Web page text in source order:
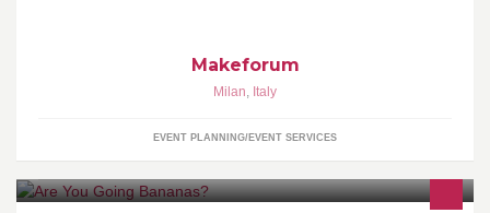
Makeforum
Milan, Italy
EVENT PLANNING/EVENT SERVICES